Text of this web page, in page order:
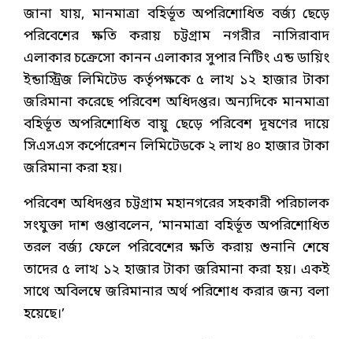
জানা যায়, মানমাত্রা বহির্ভূত অপরিশোধিত বর্জ্য ছেড়ে
পরিবেশের ক্ষতি করায় চট্টগ্রাম নগরীর নাসিরাবাদ
এলাকার চক্রেসো কানন এলাকার সুপার নিটিং এন্ড ডায়িং
ইন্ডাস্ট্রিজ লিমিটেড কর্তৃপক্ষকে ৫ লাখ ১২ হাজার টাকা
জরিমানা করেছে পরিবেশ অধিদপ্তর। অন্যদিকে মানমাত্রা
বহির্ভূত অপরিশোধিত বায়ু ছেড়ে পরিবেশ দূষণের দায়ে
সিএসএস কর্পোরেশন লিমিটেডকে ২ লাখ ৪০ হাজার টাকা
জরিমানা করা হয়।
পরিবেশ অধিদপ্তর চট্টগ্রাম মহানগরের সহকারী পরিচালক
সংযুক্তা দাশ গুপ্তাবলেন, ‘মানমাত্রা বহির্ভূত অপরিশোধিত
তরল বর্জ্য ফেলে পরিবেশের ক্ষতি করায় শুনানি শেষে
তাদের ৫ লাখ ১২ হাজার টাকা জরিমানা করা হয়। একই
সাথে অবিলম্বে জরিমানার অর্থ পরিশোধ করার জন্য বলা
হয়েছে।’